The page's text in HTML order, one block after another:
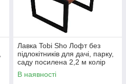
Лавка Tobi Sho Лофт без
підлокітників для дачі, парку,
саду посилена 2,2 м колір
черешня
В наявності